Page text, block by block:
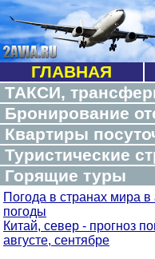
ГЛАВНАЯ
ТАКСИ,
Бронирование
Квартиры
Туристические
Горящие туры
Погода в странах мира в
погоды
Китай, север - прогноз
августе, сентябре